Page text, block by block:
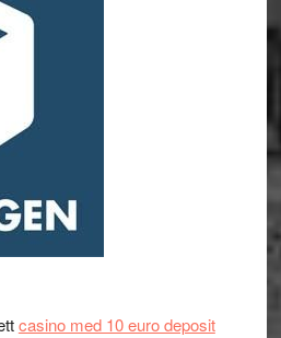
casino med 10 euro deposit